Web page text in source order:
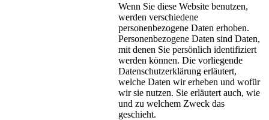
Wenn Sie diese Website benutzen,
werden verschiedene
personenbezogene Daten erhoben.
Personenbezogene Daten sind Daten,
mit denen Sie persönlich identifiziert
werden können. Die vorliegende
Datenschutzerklärung erläutert,
welche Daten wir erheben und wofür
wir sie nutzen. Sie erläutert auch, wie
und zu welchem Zweck das
geschieht.